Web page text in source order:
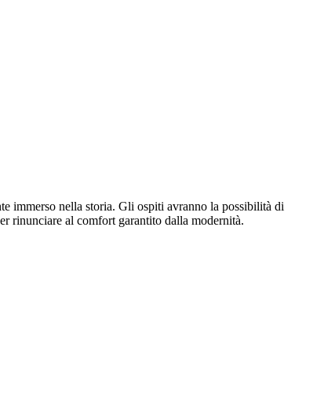
immerso nella storia. Gli ospiti avranno la possibilità di
rinunciare al comfort garantito dalla modernità.